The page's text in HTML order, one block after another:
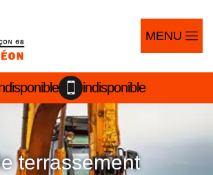
MENU
indisponible
terrassement